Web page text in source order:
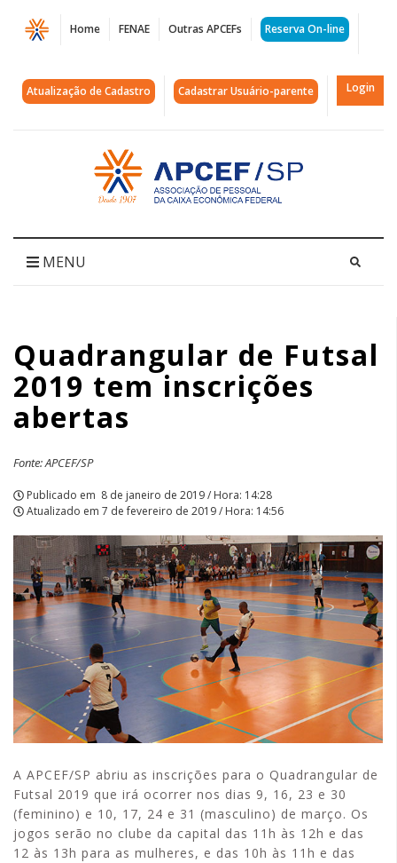
Página
Quadrangular
de
abertas
Home FENAE Outras APCEFs Reserva On-line
Atualização de Cadastro Cadastrar Usuário-parente Login
Acessar
página
inicial
MENU
Quadrangular de Futsal
2019 tem inscrições
abertas
Fonte: APCEF/SP
Publicado em 8 de janeiro de 2019 / Hora: 14:28
Atualizado em 7 de fevereiro de 2019 / Hora: 14:56
A APCEF/SP abriu as inscrições para o Quadrangular de
Futsal 2019 que irá ocorrer nos dias 9, 16, 23 e 30
(feminino) e 10, 17, 24 e 31 (masculino) de março. Os
jogos serão no clube da capital das 11h às 12h e das
12 às 13h para as mulheres, e das 10h às 11h e das